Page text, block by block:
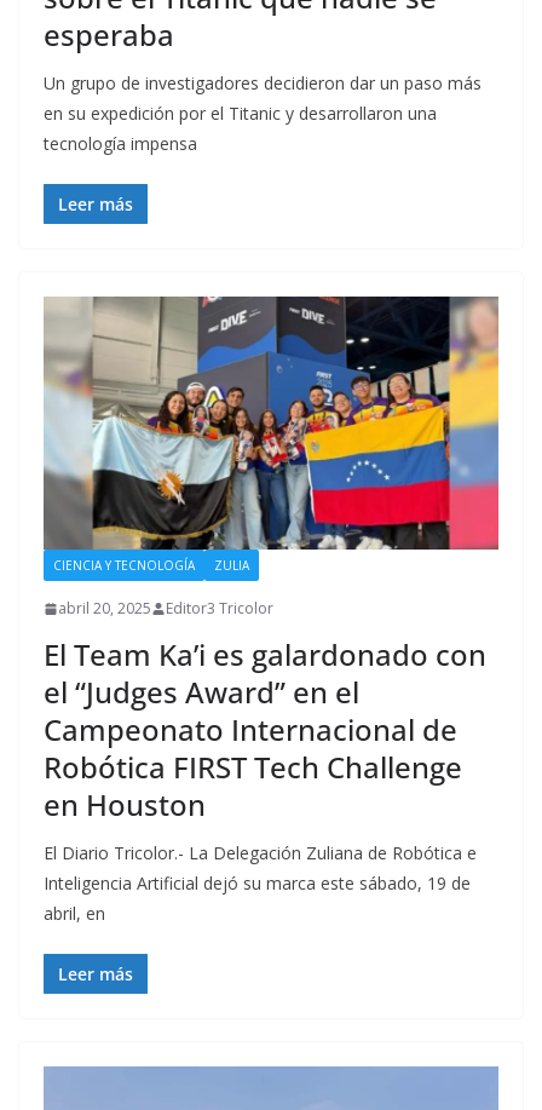
esperaba
Un grupo de investigadores decidieron dar un paso más
en su expedición por el Titanic y desarrollaron una
tecnología impensa
Leer más
CIENCIA Y TECNOLOGÍA ZULIA
abril 20, 2025 Editor3 Tricolor
El Team Ka’i es galardonado con
el “Judges Award” en el
Campeonato Internacional de
Robótica FIRST Tech Challenge
en Houston
El Diario Tricolor.- La Delegación Zuliana de Robótica e
Inteligencia Artificial dejó su marca este sábado, 19 de
abril, en
Leer más